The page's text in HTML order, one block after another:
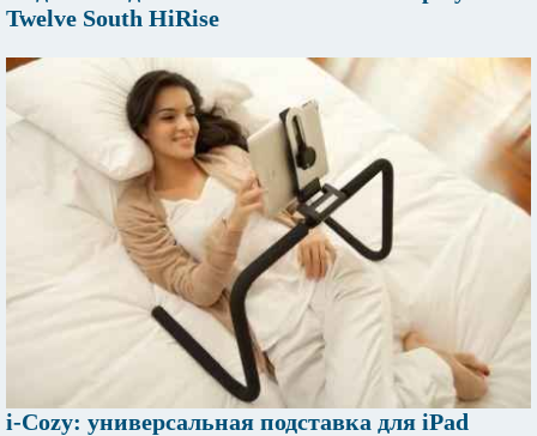
Twelve South HiRise
i-Cozy: универсальная подставка для iPad